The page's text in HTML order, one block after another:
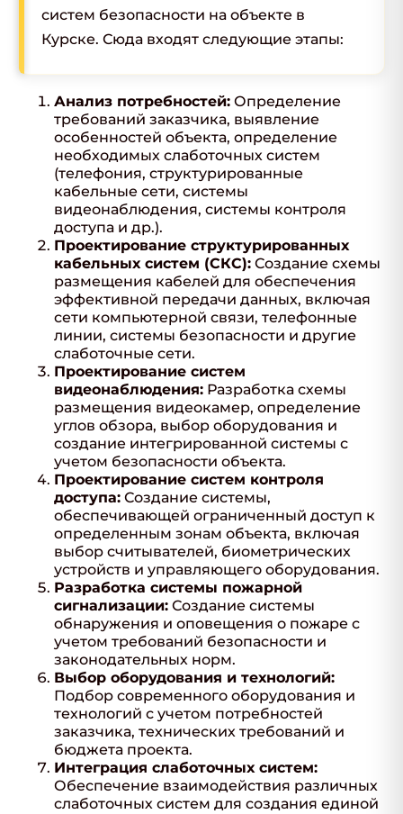
систем безопасности на объекте в
Курске. Сюда входят следующие этапы:
Анализ потребностей: Определение
требований заказчика, выявление
особенностей объекта, определение
необходимых слаботочных систем
(телефония, структурированные
кабельные сети, системы
видеонаблюдения, системы контроля
доступа и др.).
Проектирование структурированных
кабельных систем (СКС): Создание схемы
размещения кабелей для обеспечения
эффективной передачи данных, включая
сети компьютерной связи, телефонные
линии, системы безопасности и другие
слаботочные сети.
Проектирование систем
видеонаблюдения: Разработка схемы
размещения видеокамер, определение
углов обзора, выбор оборудования и
создание интегрированной системы с
учетом безопасности объекта.
Проектирование систем контроля
доступа: Создание системы,
обеспечивающей ограниченный доступ к
определенным зонам объекта, включая
выбор считывателей, биометрических
устройств и управляющего оборудования.
Разработка системы пожарной
сигнализации: Создание системы
обнаружения и оповещения о пожаре с
учетом требований безопасности и
законодательных норм.
Выбор оборудования и технологий:
Подбор современного оборудования и
технологий с учетом потребностей
заказчика, технических требований и
бюджета проекта.
Интеграция слаботочных систем:
Обеспечение взаимодействия различных
слаботочных систем для создания единой